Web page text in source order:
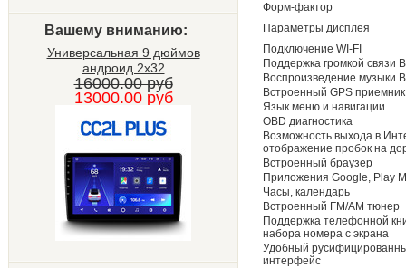
Вашему вниманию:
Универсальная 9 дюймов
андроид 2х32
16000.00 руб
13000.00 руб
Форм-фактор
Параметры дисплея
Подключение WI-FI
Поддержка громкой связи
Воспроизведение музыки
Встроенный GPS приемник
Язык меню и навигации
OBD диагностика
Возможность выхода в
отображение пробок на
Встроенный браузер
Приложения Google, Play
Часы, календарь
Встроенный FM/AM тюнер
Поддержка телефонной
набора номера с экрана
Удобный
интерфейс